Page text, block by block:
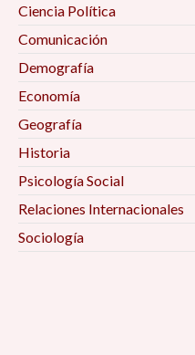
Ciencia Política
Comunicación
Demografía
Economía
Geografía
Historia
Psicología Social
Relaciones Internacionales
Sociología